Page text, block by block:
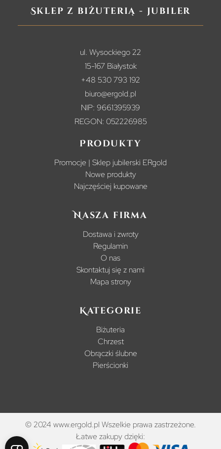
Sklep z biżuterią - jubiler
ul. Wysockiego 22
15-167 Białystok
+48 530 793 192
biuro@ergold.pl
NIP: 9661395939
REGON: 052226985
Produkty
Promocje | Sklep jubilerski ERgold
Nowe produkty
Najczęściej kupowane
Nasza firma
Dostawa i zwroty
Regulamin
O nas
Skontaktuj się z nami
Mapa strony
Kategorie
Biżuteria
Chrzest
Obrączki ślubne
Pierścionki
© 2024 www.ergold.pl Wszelkie prawa zastrzeżone.
Łatwe zakupy dzięki: